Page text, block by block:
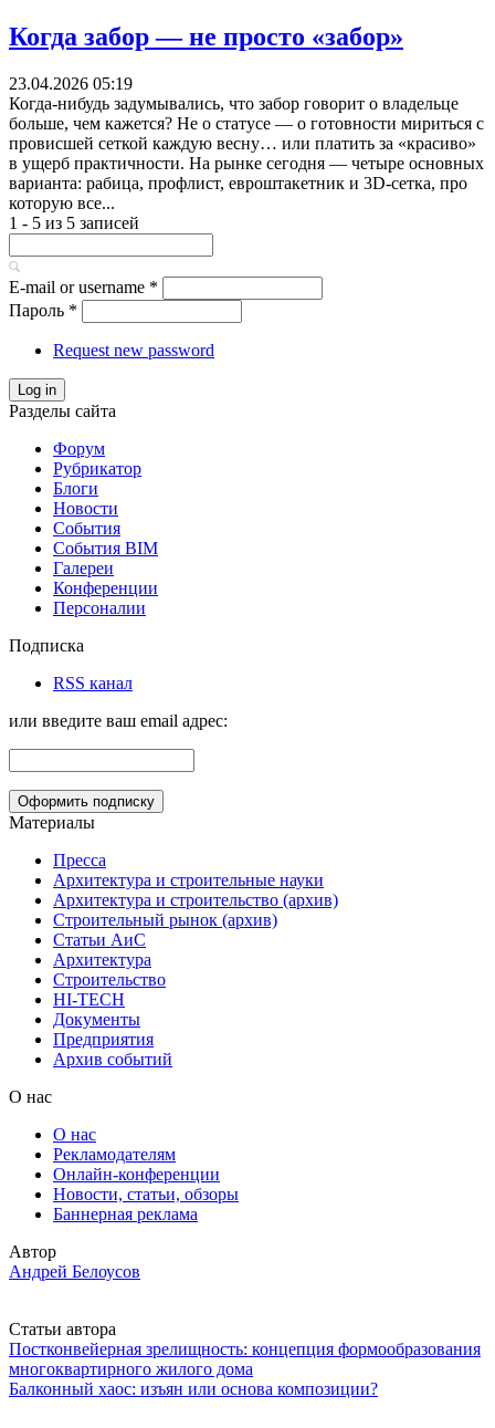
Когда забор — не просто «забор»
23.04.2026 05:19
Когда-нибудь задумывались, что забор говорит о владельце
больше, чем кажется? Не о статусе — о готовности мириться с
провисшей сеткой каждую весну… или платить за «красиво»
в ущерб практичности. На рынке сегодня — четыре основных
варианта: рабица, профлист, евроштакетник и 3D-сетка, про
которую все...
1 - 5 из 5 записей
E-mail or username *
Пароль *
Request new password
Log in
Разделы сайта
Форум
Рубрикатор
Блоги
Новости
События
События BIM
Галереи
Конференции
Персоналии
Подписка
RSS канал
или введите ваш email адрес:
Материалы
Пресса
Архитектура и строительные науки
Архитектура и строительство (архив)
Строительный рынок (архив)
Статьи АиС
Архитектура
Строительство
HI-TECH
Документы
Предприятия
Архив событий
О нас
О нас
Рекламодателям
Онлайн-конференции
Новости, статьи, обзоры
Баннерная реклама
Автор
Андрей Белоусов
Статьи автора
Постконвейерная зрелищность: концепция формообразования
многоквартирного жилого дома
Балконный хаос: изъян или основа композиции?